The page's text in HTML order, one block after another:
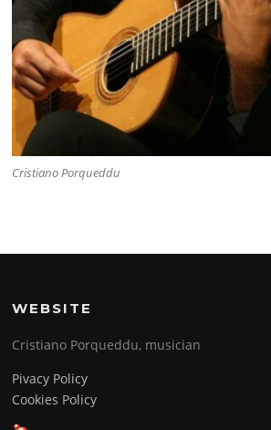
Cristiano Porqueddu
WEBSITE
Cristiano Porqueddu, musician
Pivacy Policy
Cookies Policy